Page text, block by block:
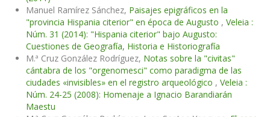
Manuel Ramírez Sánchez, Paisajes epigráficos en la
"provincia Hispania citerior" en época de Augusto , Veleia :
Núm. 31 (2014): "Hispania citerior" bajo Augusto:
Cuestiones de Geografía, Historia e Historiografía
M.ª Cruz González Rodríguez, Notas sobre la "civitas"
cántabra de los "orgenomesci" como paradigma de las
ciudades «invisibles» en el registro arqueológico , Veleia :
Núm. 24-25 (2008): Homenaje a Ignacio Barandiarán
Maestu